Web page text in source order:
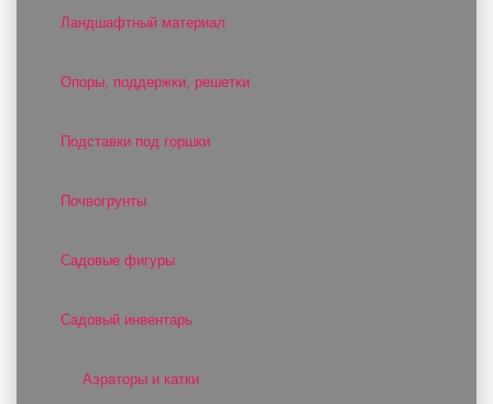
Ландшафтный материал
Опоры, поддержки, решетки
Подставки под горшки
Почвогрунты
Садовые фигуры
Садовый инвентарь
Аэраторы и катки